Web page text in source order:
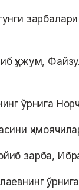
ҳужум,
ўрнига
зарба,